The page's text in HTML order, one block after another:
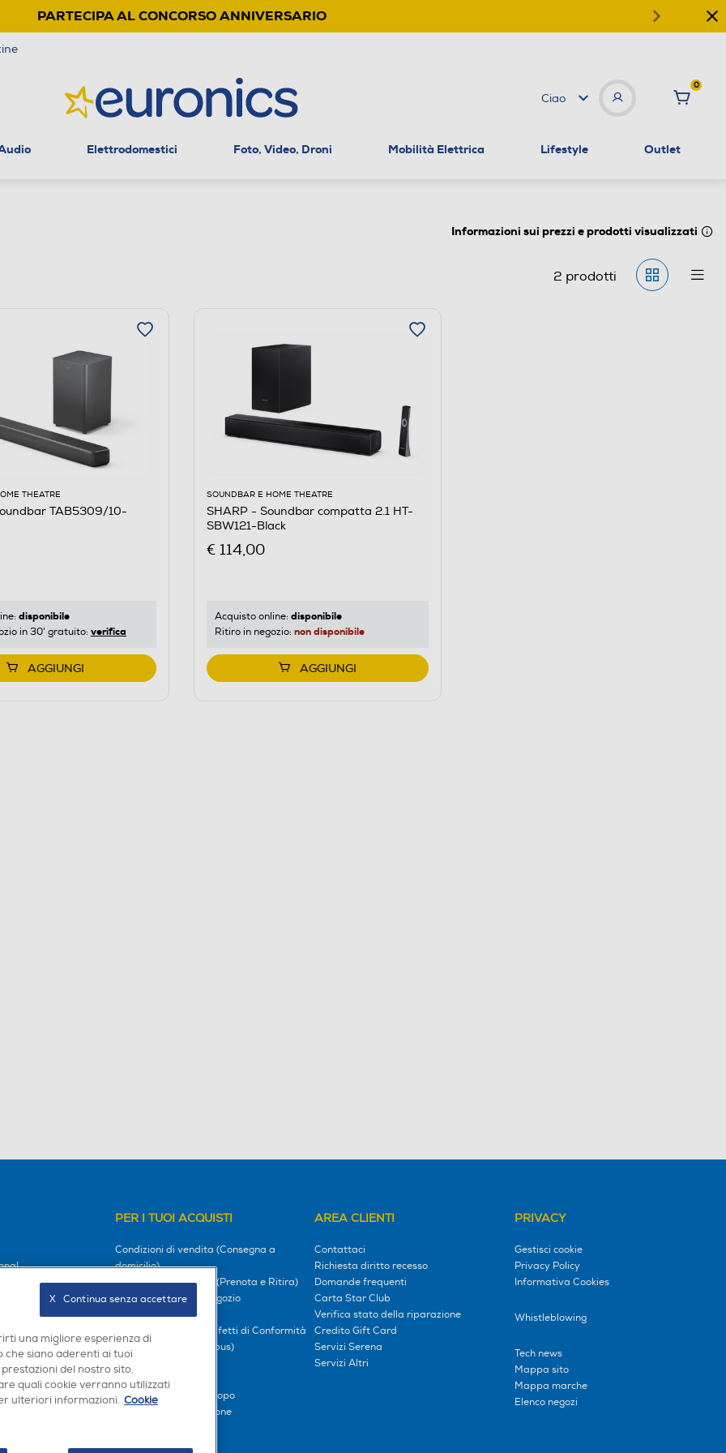
PARTECIPA AL CONCORSO ANNIVERSARIO
Ciao
0
Elettrodomestici Foto, Video, Droni Mobilità Elettrica Lifestyle Outlet
Informazioni sui prezzi e prodotti visualizzati
2 prodotti
THEATRE
TAB5309/10-
disponibile
in 30' gratuito: verifica
AGGIUNGI
SOUNDBAR E HOME THEATRE
SHARP - Soundbar compatta 2.1 HT-
SBW121-Black
€ 114,00
Acquisto online: disponibile
Ritiro in negozio: non disponibile
AGGIUNGI
i nostri impegni
tuo mondo
PER I TUOI ACQUISTI
Condizioni di vendita (Consegna a
domicilio)
Condizioni di vendita (Prenota e Ritira)
Prenota e Ritira in Negozio
Garanzia Legale
Diritto di Recesso e Difetti di Conformità
Prezzi e Sconti (Omnibus)
Metodi di pagamento
Finanziamenti
Compra ora e paga dopo
Consegna e Installazione
AREA CLIENTI
Contattaci
Richiesta diritto recesso
Domande frequenti
Carta Star Club
Verifica stato della riparazione
Credito Gift Card
Servizi Serena
Servizi Altri
PRIVACY
Gestisci cookie
Privacy Policy
Informativa Cookies
Whistleblowing
Tech news
Mappa sito
Mappa marche
Elenco negozi
una migliore esperienza di
che siano aderenti ai tuoi
del nostro sito.
quali cookie verranno utilizzati
ulteriori informazioni. Cookie
X   Continua senza accettare